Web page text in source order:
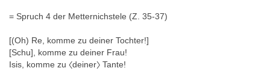
Spruch für das Herz
: Beschwörung, Patient, Gift, Herz, Horus,
Osiris, Neith, Gehirn des Osiris
Ein Magier/Heiler spricht das Herz des Patienten an. Dem
Patienten gehört sein Herz, es ist an seinem Platz. Gift kann das
Herz nicht betreten und es nicht verbrennen, denn der Patient ist
= Spruch 4 der Metternichstele (Z. 35-37)
[(Oh) Re, komme zu deiner Tochter!]
[Schu], komme zu deiner Frau!
Isis, komme zu 〈deiner〉 Tante!